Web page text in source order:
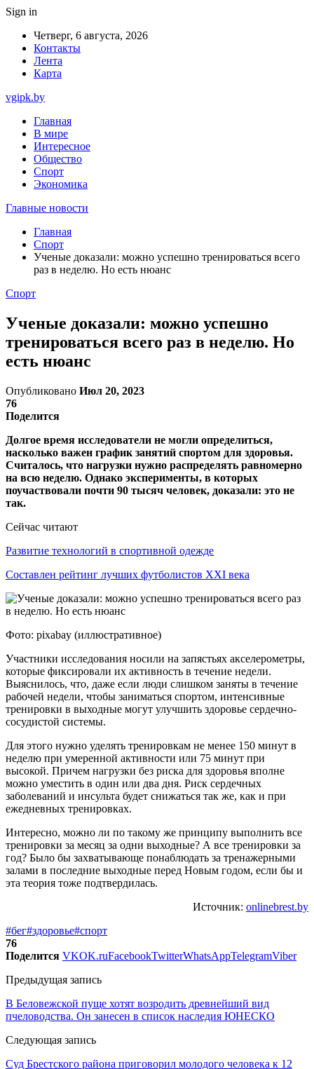
Sign in
Четверг, 6 августа, 2026
Контакты
Лента
Карта
vgipk.by
Главная
В мире
Интересное
Общество
Спорт
Экономика
Главные новости
Главная
Спорт
Ученые доказали: можно успешно тренироваться всего
раз в неделю. Но есть нюанс
Спорт
Ученые доказали: можно успешно
тренироваться всего раз в неделю. Но
есть нюанс
Опубликовано Июл 20, 2023
76
Поделится
Долгое время исследователи не могли определиться,
насколько важен график занятий спортом для здоровья.
Считалось, что нагрузки нужно распределять равномерно
на всю неделю. Однако эксперименты, в которых
поучаствовали почти 90 тысяч человек, доказали: это не
так.
Сейчас читают
Развитие технологий в спортивной одежде
Составлен рейтинг лучших футболистов XXI века
Фото: pixabay (иллюстративное)
Участники исследования носили на запястьях акселерометры,
которые фиксировали их активность в течение недели.
Выяснилось, что, даже если люди слишком заняты в течение
рабочей недели, чтобы заниматься спортом, интенсивные
тренировки в выходные могут улучшить здоровье сердечно-
сосудистой системы.
Для этого нужно уделять тренировкам не менее 150 минут в
неделю при умеренной активности или 75 минут при
высокой. Причем нагрузки без риска для здоровья вполне
можно уместить в один или два дня. Риск сердечных
заболеваний и инсульта будет снижаться так же, как и при
ежедневных тренировках.
Интересно, можно ли по такому же принципу выполнить все
тренировки за месяц за одни выходные? А все тренировки за
год? Было бы захватывающе понаблюдать за тренажерными
залами в последние выходные перед Новым годом, если бы и
эта теория тоже подтвердилась.
Источник: onlinebrest.by
#бег#здоровье#спорт
76
Поделится VKOK.ruFacebookTwitterWhatsAppTelegramViber
Предыдущая запись
В Беловежской пуще хотят возродить древнейший вид
пчеловодства. Он занесен в список наследия ЮНЕСКО
Следующая запись
Суд Брестского района приговорил молодого человека к 12